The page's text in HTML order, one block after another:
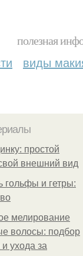
полезная
виды
простой
внешний вид
гольфы и гетры:
мелирование
волосы: подбор
ухода за